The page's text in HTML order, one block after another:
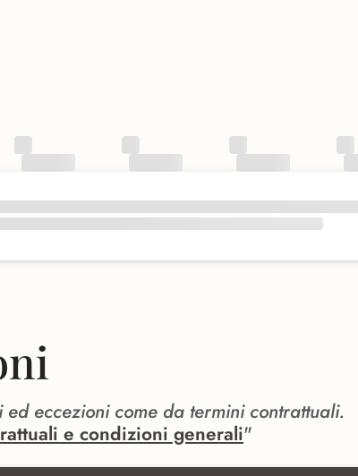
eccezioni come da termini contrattuali.
e condizioni generali"